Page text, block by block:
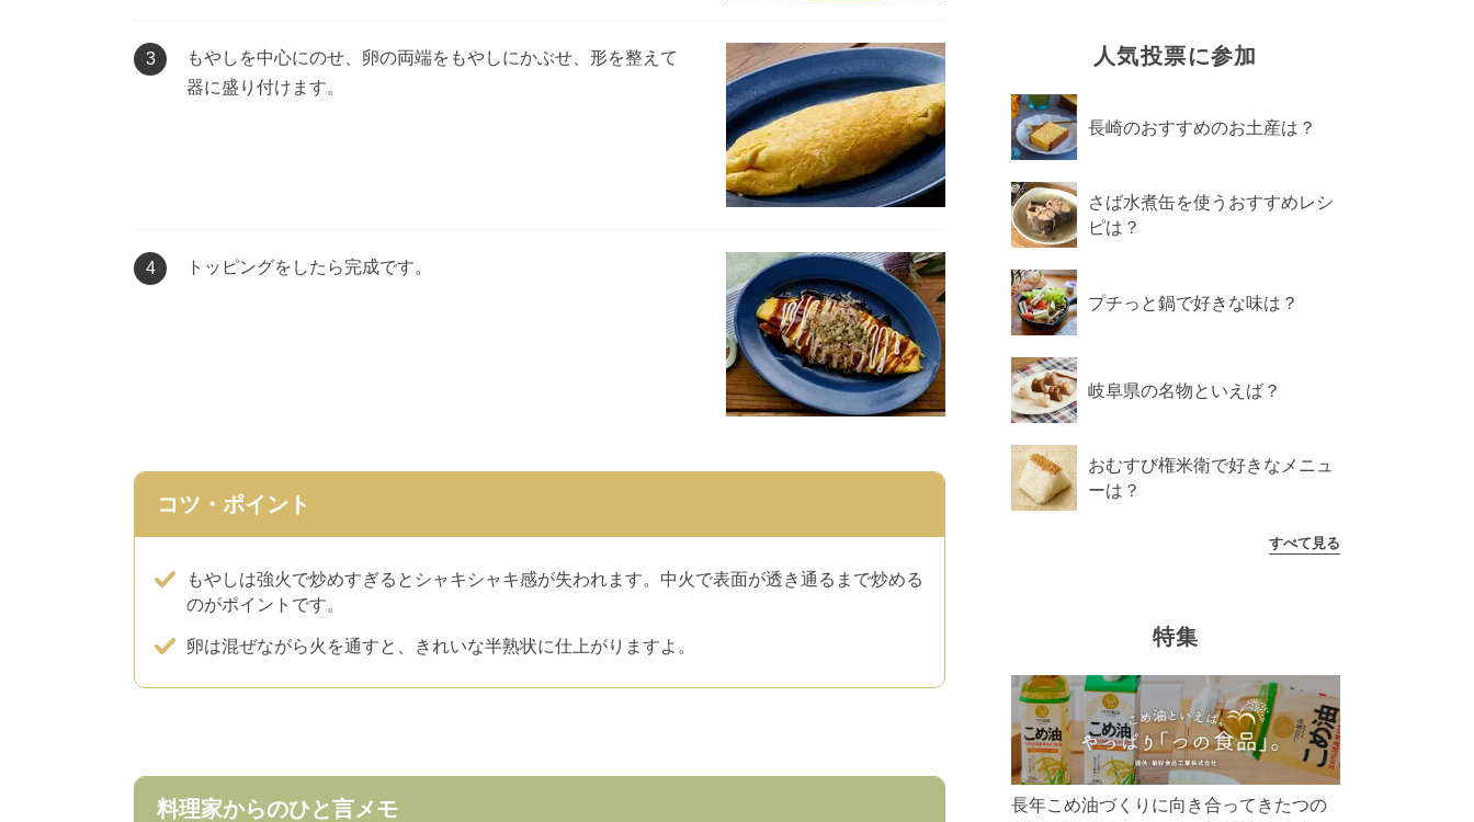
3
もやしを中心にのせ、卵の両端をもやしにかぶせ、形を整えて
器に盛り付けます。
4 トッピングをしたら完成です。
コツ・ポイント
もやしは強火で炒めすぎるとシャキシャキ感が失われます。中火で表面が透き通るまで炒める
のがポイントです。
卵は混ぜながら火を通すと、きれいな半熟状に仕上がりますよ。
料理家からのひと言メモ
人気投票に参加
長崎のおすすめのお土産は？
さば水煮缶を使うおすすめレシ
ピは？
プチっと鍋で好きな味は？
岐阜県の名物といえば？
おむすび権米衛で好きなメニュ
ーは？
すべて見る
特集
長年こめ油づくりに向き合ってきたつの